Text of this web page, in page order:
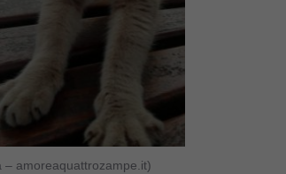
– amoreaquattrozampe.it)